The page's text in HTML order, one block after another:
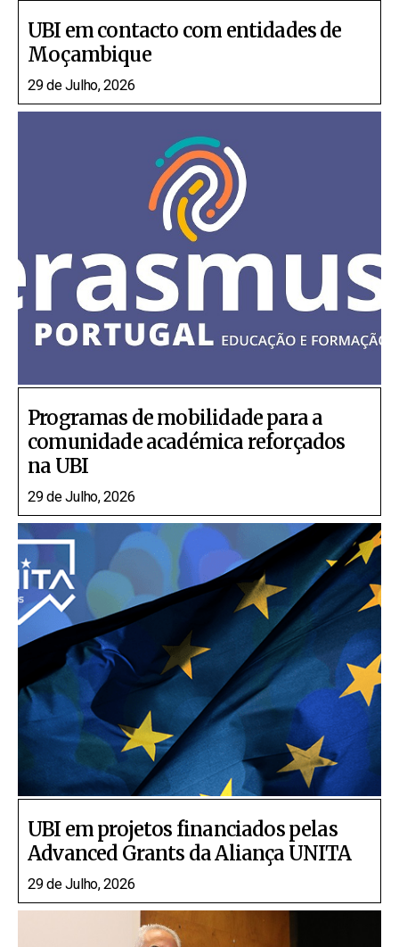
UBI em contacto com entidades de
Moçambique
29 de Julho, 2026
Programas de mobilidade para a
comunidade académica reforçados
na UBI
29 de Julho, 2026
UBI em projetos financiados pelas
Advanced Grants da Aliança UNITA
29 de Julho, 2026